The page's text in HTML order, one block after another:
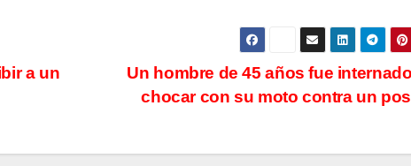
Un hombre de 45 años fue
chocar con su moto contra un
a un